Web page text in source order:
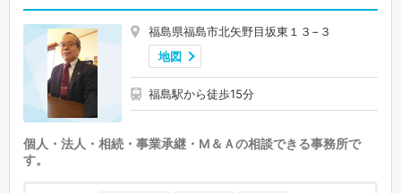
福島県福島市北矢野目坂東１３−３
地図
福島駅から徒歩15分
個人・法人・相続・事業承継・M＆Ａの相談できる事務所で
す。